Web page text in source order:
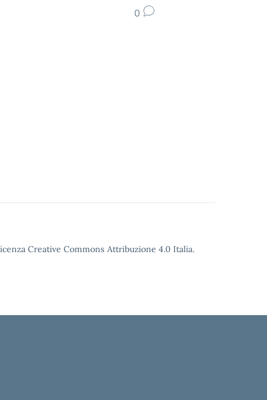
0
Creative Commons Attribuzione 4.0 Italia.